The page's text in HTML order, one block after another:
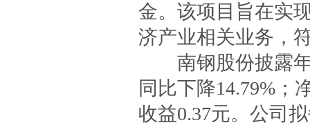
金。该项目旨在实
济产业相关业务，
南钢股份披露年
同比下降14.79%；
收益0.37元。公司